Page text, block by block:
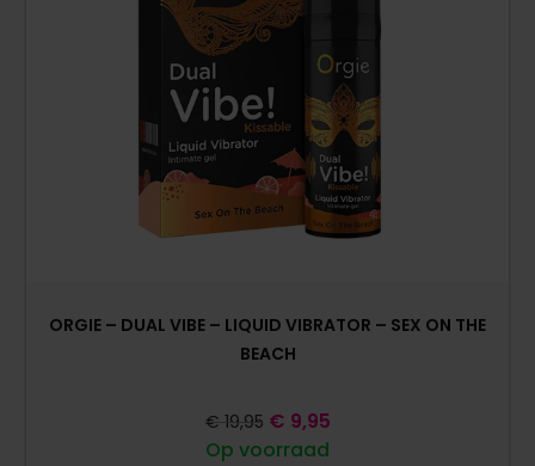
ORGIE – DUAL VIBE – LIQUID VIBRATOR – SEX ON THE
BEACH
Op voorraad
€ 19,95 € 9,95